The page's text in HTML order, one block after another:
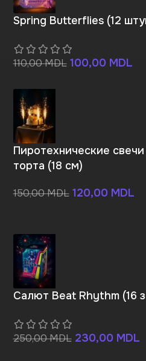
Spring Butterflies (12
110,00MDL 100,00 MDL
Пиротехнические
торта (18 см)
150,00MDL 120,00 MDL
Салют Beat Rhythm (16
250,00MDL 230,00 MDL